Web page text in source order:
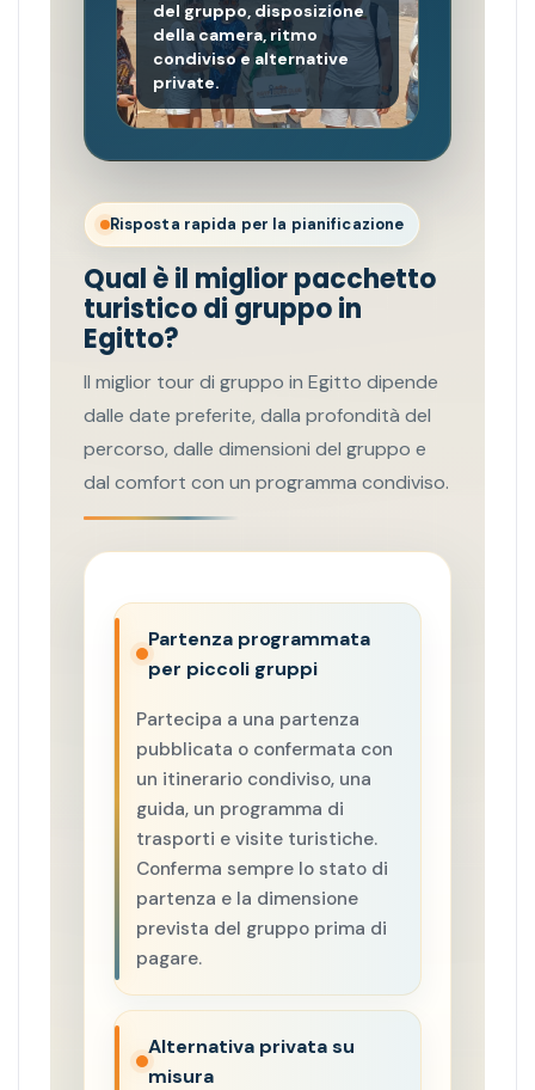
del gruppo, disposizione
della camera, ritmo
condiviso e alternative
private.
Risposta rapida per la pianificazione
Qual è il miglior pacchetto
turistico di gruppo in
Egitto?
Il miglior tour di gruppo in Egitto dipende
dalle date preferite, dalla profondità del
percorso, dalle dimensioni del gruppo e
dal comfort con un programma condiviso.
Partenza programmata
per piccoli gruppi
Partecipa a una partenza
pubblicata o confermata con
un itinerario condiviso, una
guida, un programma di
trasporti e visite turistiche.
Conferma sempre lo stato di
partenza e la dimensione
prevista del gruppo prima di
pagare.
Alternativa privata su
misura